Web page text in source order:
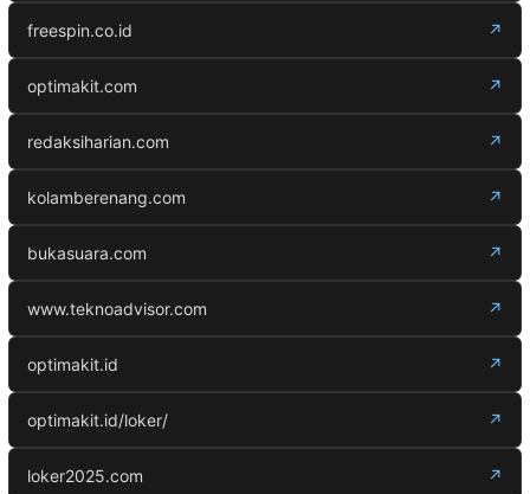
freespin.co.id ↗
optimakit.com ↗
redaksiharian.com ↗
kolamberenang.com ↗
bukasuara.com ↗
www.teknoadvisor.com ↗
optimakit.id ↗
optimakit.id/loker/ ↗
loker2025.com ↗